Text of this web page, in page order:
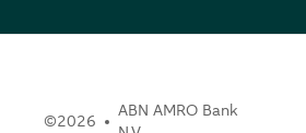
©2026
ABN AMRO Bank